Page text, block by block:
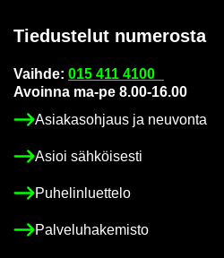
Tie­dus­te­lut nu­me­ros­ta
Vaih­de: 015 411 4100
Avoin­na ma-pe 8.00-16.00
Asia­kas­oh­jaus ja neu­von­ta
Asioi säh­köi­ses­ti
Pu­he­lin­luet­te­lo
Pal­ve­lu­ha­ke­mis­to